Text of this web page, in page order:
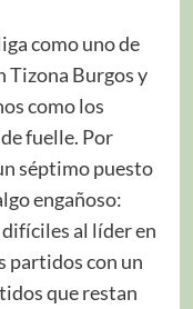
como uno de
Tizona Burgos y
como los
fuelle. Por
séptimo puesto
engañoso:
al líder en
partidos con un
que restan